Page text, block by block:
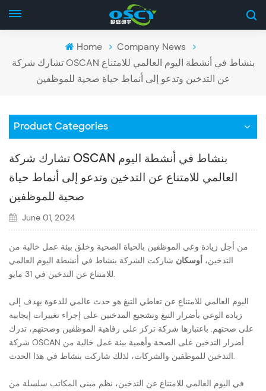
Home
Company News
تشارك شركة OSCAN بنشاط في أنشطة اليوم العالمي للامتناع
عن التدخين وتدعو إلى أنماط حياة صحية للموظفين
Product Categories
تشارك شركة OSCAN بنشاط في أنشطة اليوم
العالمي للامتناع عن التدخين وتدعو إلى أنماط حياة
صحية للموظفين
June 01, 2024
من أجل زيادة وعي الموظفين بالحياة الصحية وخلق بيئة عمل خالية من
التدخين، أوسكان شاركت الشركة بنشاط في أنشطة اليوم العالمي
للامتناع عن التدخين في 31 مايو.
اليوم العالمي للامتناع عن تعاطي التبغ هو حدث عالمي للدعوة يهدف إلى
زيادة الوعي بأضرار التبغ وتشجيع المدخنين على إجراء تغييرات إيجابية
على صحتهم. باعتبارها شركة تركز على رفاهية الموظفين وصحتهم، تدرك
شركة OSCAN أضرار التدخين على الصحة وأهمية بيئة عمل خالية من
التدخين للموظفين والشركات، لذلك شاركت بنشاط في هذا الحدث.
في اليوم العالمي للامتناع عن التدخين، نظم مبنى المكاتب سلسلة من